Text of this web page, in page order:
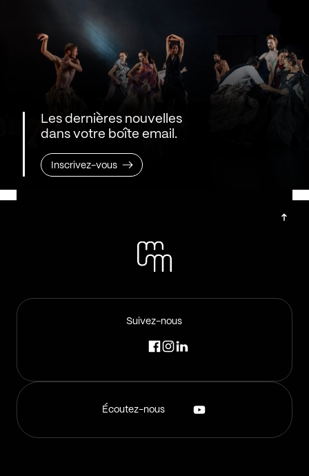
Les dernières nouvelles
dans votre boîte email.
Inscrivez-vous
Suivez-nous
Écoutez-nous